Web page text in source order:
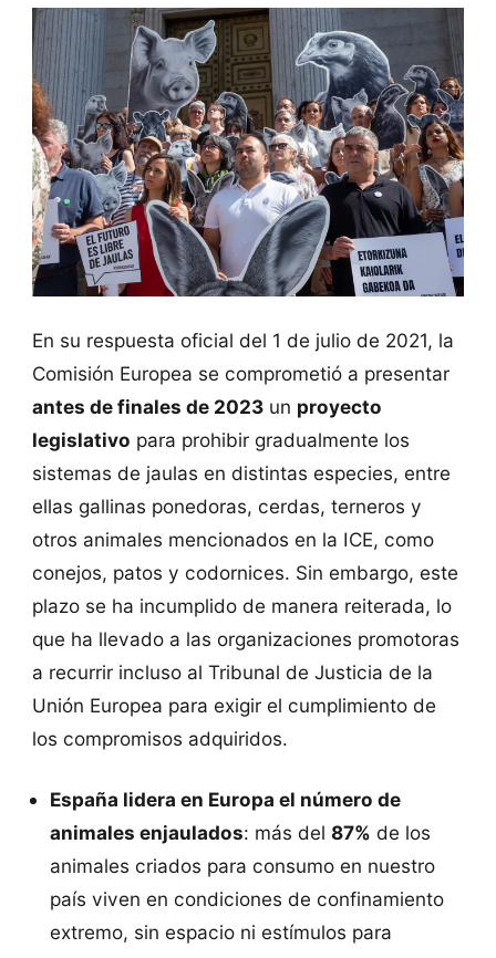
En su respuesta oficial del 1 de julio de 2021, la
Comisión Europea se comprometió a presentar
antes de finales de 2023un proyecto
legislativo para prohibir gradualmente los
sistemas de jaulas en distintas especies, entre
ellas gallinas ponedoras, cerdas, terneros y
otros animales mencionados en la ICE, como
conejos, patos y codornices. Sin embargo, este
plazo se ha incumplido de manera reiterada, lo
que ha llevado a las organizaciones promotoras
a recurrir incluso al Tribunal de Justicia de la
Unión Europea para exigir el cumplimiento de
los compromisos adquiridos.
España lidera en Europa el número de
animales enjaulados: más del87% de los
animales criados para consumo en nuestro
país viven en condiciones de confinamiento
extremo, sin espacio ni estímulos para